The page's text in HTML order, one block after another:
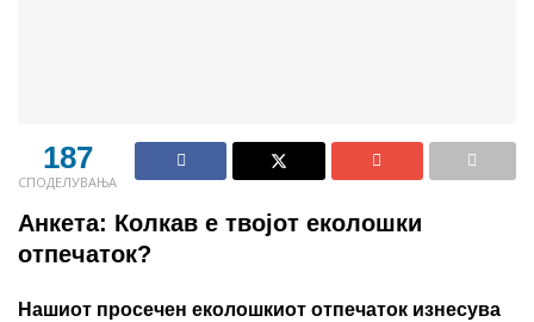
187
СПОДЕЛУВАЊА
Анкета: Колкав е твојот еколошки
отпечаток?
Нашиот просечен еколошкиот отпечаток изнесува